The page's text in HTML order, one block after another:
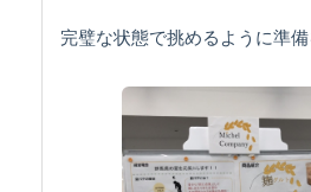
完璧な状態で挑めるように準